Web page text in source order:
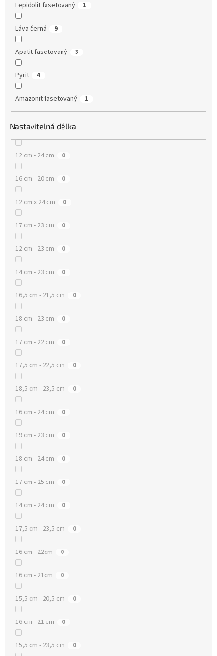
Lepidolit fasetovaný 1
Láva černá 9
Apatit fasetovaný 3
Pyrit 4
Amazonit fasetovaný 1
Nastavitelná délka
12 cm - 24 cm 0
16 cm - 20 cm 0
12 cm x 24 cm 0
17 cm - 23 cm 0
12 cm - 23 cm 0
14 cm - 23 cm 0
16,5 cm - 21,5 cm 0
18 cm - 23 cm 0
17 cm - 22 cm 0
17,5 cm - 22,5 cm 0
18,5 cm - 23,5 cm 0
16 cm - 24 cm 0
19 cm - 23 cm 0
18 cm - 24 cm 0
17 cm - 25 cm 0
14 cm - 24 cm 0
17,5 cm - 23,5 cm 0
16 cm - 22cm 0
16 cm - 21cm 0
15,5 cm - 20,5 cm 0
16 cm - 21 cm 0
15,5 cm - 23,5 cm 0